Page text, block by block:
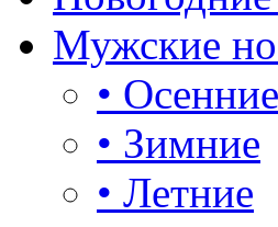
Мужские
• Осенние
• Зимние
• Летние